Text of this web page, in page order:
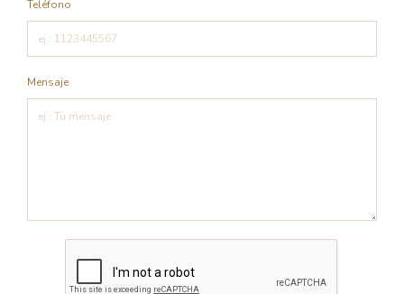
Teléfono
Mensaje